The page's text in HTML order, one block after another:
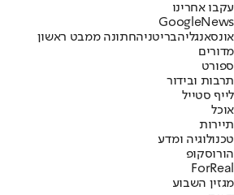
עקבו אחרינו
Googl eNews
אונסאנגליהבריטניהחתונה ממבט ראשון
מדורים
ספורט
תרבות ובידור
לייף סטייל
אוכל
תיירות
טכנולוגיה ומדע
הורוסקופ
ForReal
מגזין השבוע